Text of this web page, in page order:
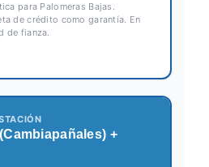
para Palomeras Bajas.
de crédito como garantía. En
de fianza.
+